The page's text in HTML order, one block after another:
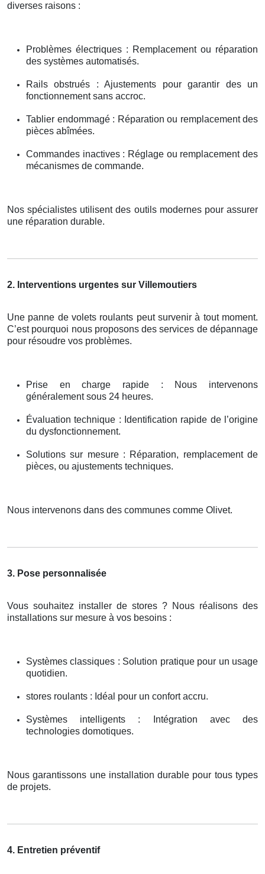
diverses raisons :
Problèmes électriques : Remplacement ou réparation
des systèmes automatisés.
Rails obstrués : Ajustements pour garantir des un
fonctionnement sans accroc.
Tablier endommagé : Réparation ou remplacement des
pièces abîmées.
Commandes inactives : Réglage ou remplacement des
mécanismes de commande.
Nos spécialistes utilisent des outils modernes pour assurer
une réparation durable.
2. Interventions urgentes sur Villemoutiers
Une panne de volets roulants peut survenir à tout moment.
C’est pourquoi nous proposons des services de dépannage
pour résoudre vos problèmes.
Prise en charge rapide : Nous intervenons
généralement sous 24 heures.
Évaluation technique : Identification rapide de l’origine
du dysfonctionnement.
Solutions sur mesure : Réparation, remplacement de
pièces, ou ajustements techniques.
Nous intervenons dans des communes comme Olivet.
3. Pose personnalisée
Vous souhaitez installer de stores ? Nous réalisons des
installations sur mesure à vos besoins :
Systèmes classiques : Solution pratique pour un usage
quotidien.
stores roulants : Idéal pour un confort accru.
Systèmes intelligents : Intégration avec des
technologies domotiques.
Nous garantissons une installation durable pour tous types
de projets.
4. Entretien préventif